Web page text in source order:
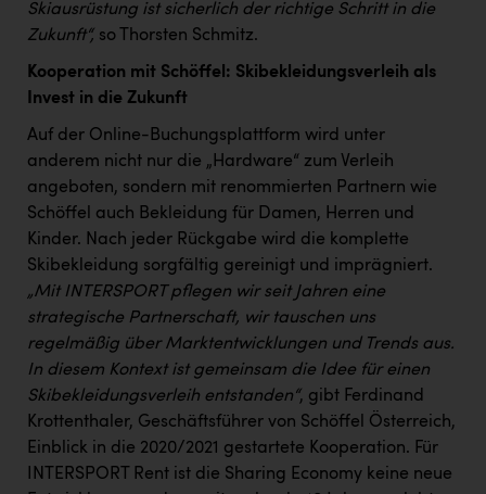
Skiausrüstung ist sicherlich der richtige Schritt in die
Zukunft“, so Thorsten Schmitz.
Kooperation mit Schöffel: Skibekleidungsverleih als
Invest in die Zukunft
Auf der Online-Buchungsplattform wird unter
anderem nicht nur die „Hardware“ zum Verleih
angeboten, sondern mit renommierten Partnern wie
Schöffel auch Bekleidung für Damen, Herren und
Kinder. Nach jeder Rückgabe wird die komplette
Skibekleidung sorgfältig gereinigt und imprägniert.
„Mit INTERSPORT pflegen wir seit Jahren eine
strategische Partnerschaft, wir tauschen uns
regelmäßig über Marktentwicklungen und Trends aus.
In diesem Kontext ist gemeinsam die Idee für einen
Skibekleidungsverleih entstanden“, gibt Ferdinand
Krottenthaler, Geschäftsführer von Schöffel Österreich,
Einblick in die 2020/2021 gestartete Kooperation. Für
INTERSPORT Rent ist die Sharing Economy keine neue